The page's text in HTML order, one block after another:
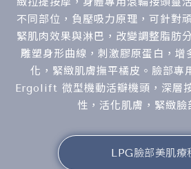
不同部位，負壓吸力原理，可針對
緊肌肉效果與淋巴，改變調整脂肪
雕塑身形曲線，刺激膠原蛋白，增
化，緊緻肌膚撫平橘皮。臉部專
Ergolift 微型機動活瓣機頭，深層
性，活化肌膚，緊緻臉
LPG臉部美肌療